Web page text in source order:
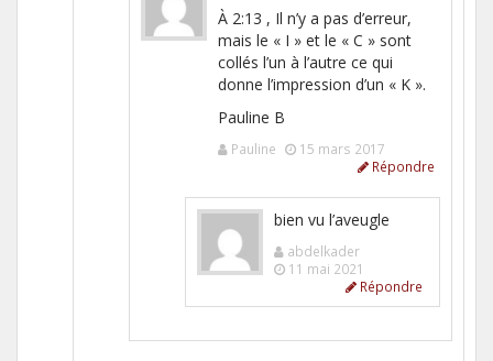
À 2:13 , Il n’y a pas d’erreur,
mais le « I » et le « C » sont
collés l’un à l’autre ce qui
donne l’impression d’un « K ».
Pauline B
Pauline
15 mars 2017
Répondre
bien vu l’aveugle
abdelkader
11 mai 2021
Répondre